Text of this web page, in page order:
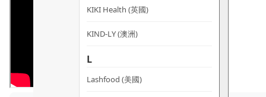
KIKI Health (英國)
KIND-LY (澳洲)
L
Lashfood (美國)